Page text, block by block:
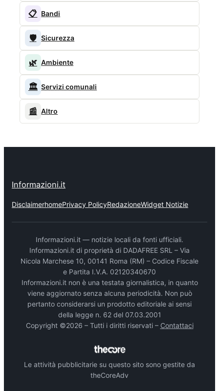
📋 Bandi
🛡️ Sicurezza
🌿 Ambiente
🏛️ Servizi comunali
📰 Altro
Informazioni.it
DisclaimerhomePrivacy PolicyRedazioneWidget Notizie
Informazioni.it — notizie locali da fonti ufficiali.
Informazioni.it di proprietà di DADAFREE SRL – Via
Nicola Marchese 10, 00141 Roma (RM) – Codice Fiscale
e Partita I.V.A. 02120340670
Informazioni.it non è una testata giornalistica, in quanto
viene aggiornato senza alcuna periodicità. Non può
pertanto considerarsi un prodotto editoriale ai sensi
della legge n. 62 del 07.03.2001
Copyright ©2026 – Tutti i diritti riservati – Contattaci
Le attività pubblicitarie su questo sito sono gestite da
theCoreAdv